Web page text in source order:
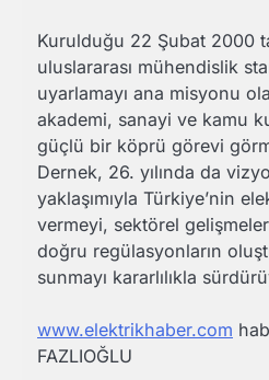
Kurulduğu 22 Şubat 2000
uluslararası mühendislik
uyarlamayı ana misyonu
akademi, sanayi ve kamu
güçlü bir köprü görevi
Dernek, 26. yılında da
yaklaşımıyla Türkiye’nin
vermeyi, sektörel
doğru regülasyonların
sunmayı kararlılıkla
www.elektrikhaber.com
FAZLIOĞLU